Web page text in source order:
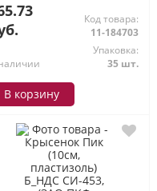
Код товара:
11-184703
Упаковка:
35 шт.
В корзину